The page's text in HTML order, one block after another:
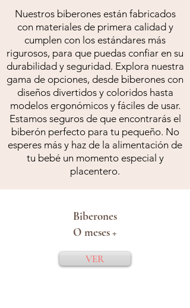
Nuestros biberones están fabricados
con materiales de primera calidad y
cumplen con los estándares más
rigurosos, para que puedas confiar en su
durabilidad y seguridad. Explora nuestra
gama de opciones, desde biberones con
diseños divertidos y coloridos hasta
modelos ergonómicos y fáciles de usar.
Estamos seguros de que encontrarás el
biberón perfecto para tu pequeño. No
esperes más y haz de la alimentación de
tu bebé un momento especial y
placentero.
Biberones
O meses +
VER